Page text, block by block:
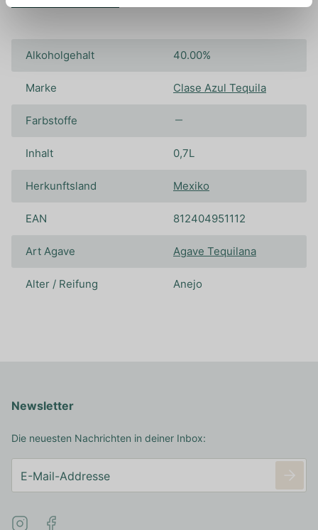
Alkoholgehalt 40.00%
Marke Clase Azul Tequila
Farbstoffe
Inhalt 0,7L
Herkunftsland Mexiko
EAN 812404951112
Art Agave Agave Tequilana
Alter / Reifung Anejo
Newsletter
Die neuesten Nachrichten in deiner Inbox: